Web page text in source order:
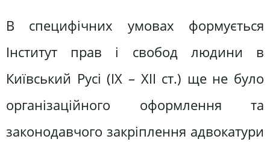
В специфічних умовах формується
Інститут прав і свобод людини в
Київський Русі (ІХ – ХІІ ст.) ще не було
організаційного оформлення та
законодавчого закріплення адвокатури